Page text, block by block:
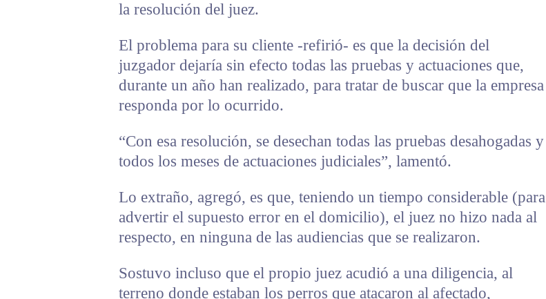
la resolución del juez.
El problema para su cliente -refirió- es que la decisión del
juzgador dejaría sin efecto todas las pruebas y actuaciones que,
durante un año han realizado, para tratar de buscar que la empresa
responda por lo ocurrido.
“Con esa resolución, se desechan todas las pruebas desahogadas y
todos los meses de actuaciones judiciales”, lamentó.
Lo extraño, agregó, es que, teniendo un tiempo considerable (para
advertir el supuesto error en el domicilio), el juez no hizo nada al
respecto, en ninguna de las audiencias que se realizaron.
Sostuvo incluso que el propio juez acudió a una diligencia, al
terreno donde estaban los perros que atacaron al afectado,